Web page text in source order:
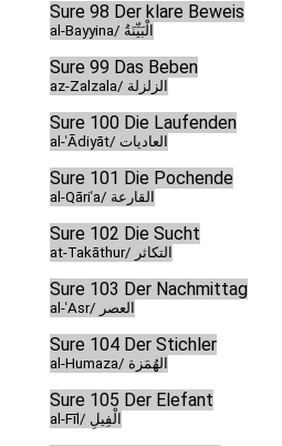
Sure 98 Der klare Beweis
al-Bayyina/ الْبَيِّنَةُ
Sure 99 Das Beben
az-Zalzala/ الزلزلة
Sure 100 Die Laufenden
al-ʿĀdiyāt/ العاديات
Sure 101 Die Pochende
al-Qāriʿa/ القارعة
Sure 102 Die Sucht
at-Takāthur/ التكاثر
Sure 103 Der Nachmittag
al-ʿAsr/ العصر
Sure 104 Der Stichler
al-Humaza/ الهُمَزة
Sure 105 Der Elefant
al-Fīl/ الْفِيلِ